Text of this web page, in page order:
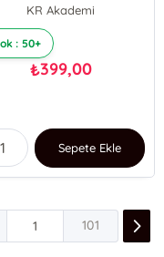
KR Akademi
: 50+
₺399,00
Sepete Ekle
101